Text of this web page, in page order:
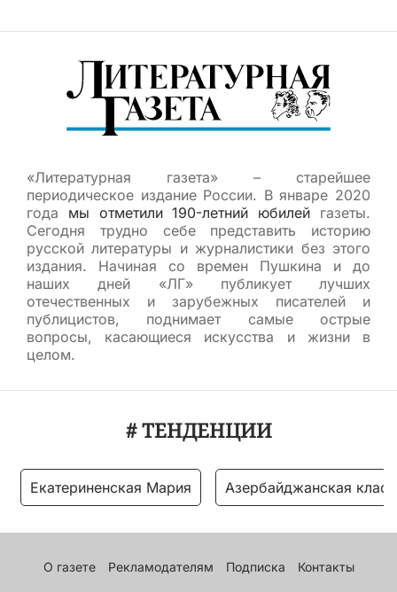
«Литературная газета» – старейшее
периодическое издание России. В январе 2020
года мы отметили 190-летний юбилей газеты.
Сегодня трудно себе представить историю
русской литературы и журналистики без этого
издания. Начиная со времен Пушкина и до
наших дней «ЛГ» публикует лучших
отечественных и зарубежных писателей и
публицистов, поднимает самые острые
вопросы, касающиеся искусства и жизни в
целом.
# ТЕНДЕНЦИИ
Екатериненская Мария Азербайджанская
О газете Рекламодателям Подписка Контакты